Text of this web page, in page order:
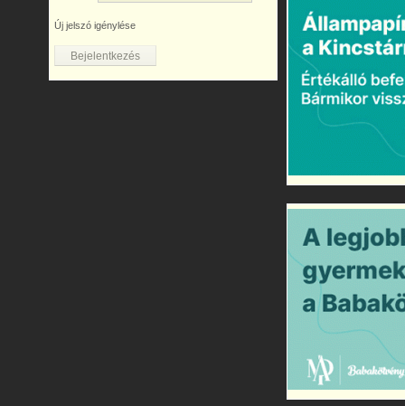
Új jelszó igénylése